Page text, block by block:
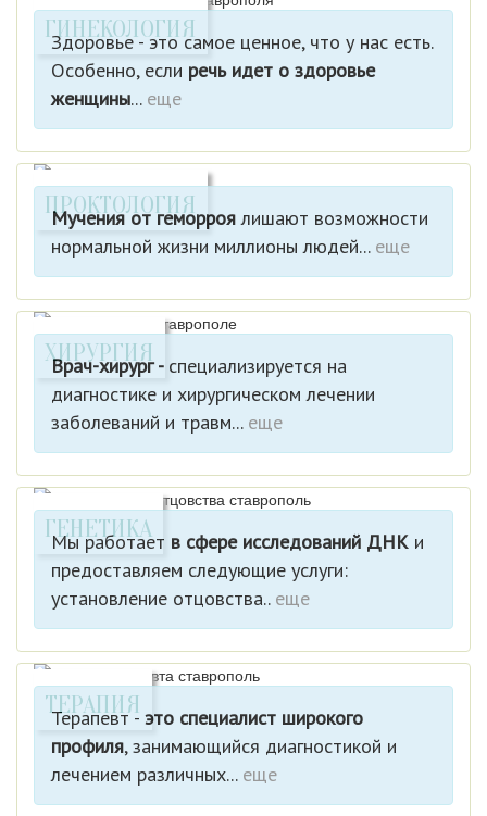
ГИНЕКОЛОГИЯ
Здоровье - это самое ценное, что у нас есть.
Особенно, если речь идет о здоровье
женщины...еще
ПРОКТОЛОГИЯ
Мучения от геморроялишают возможности
нормальной жизни миллионы людей...еще
ХИРУРГИЯ
Врач-хирург - специализируется на
диагностике и хирургическом лечении
заболеваний и травм...еще
ГЕНЕТИКА
Мы работает в сфере исследований ДНК и
предоставляем следующие услуги:
установление отцовства.. еще
ТЕРАПИЯ
Терапевт - это специалист широкого
профиля, занимающийся диагностикой и
лечением различных...еще